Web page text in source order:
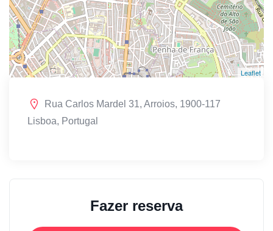
Leaflet
Rua Carlos Mardel 31, Arroios, 1900-117
Lisboa, Portugal
Fazer reserva